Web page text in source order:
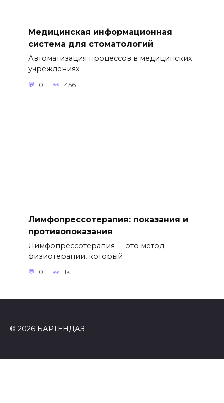
Медицинская информационная
система для стоматологий
Автоматизация процессов в медицинских
учреждениях —
0 456
Лимфопрессотерапия: показания и
противопоказания
Лимфопрессотерапия — это метод
физиотерапии, который
0 1k.
© 2026 БАРТЕНДАЗ